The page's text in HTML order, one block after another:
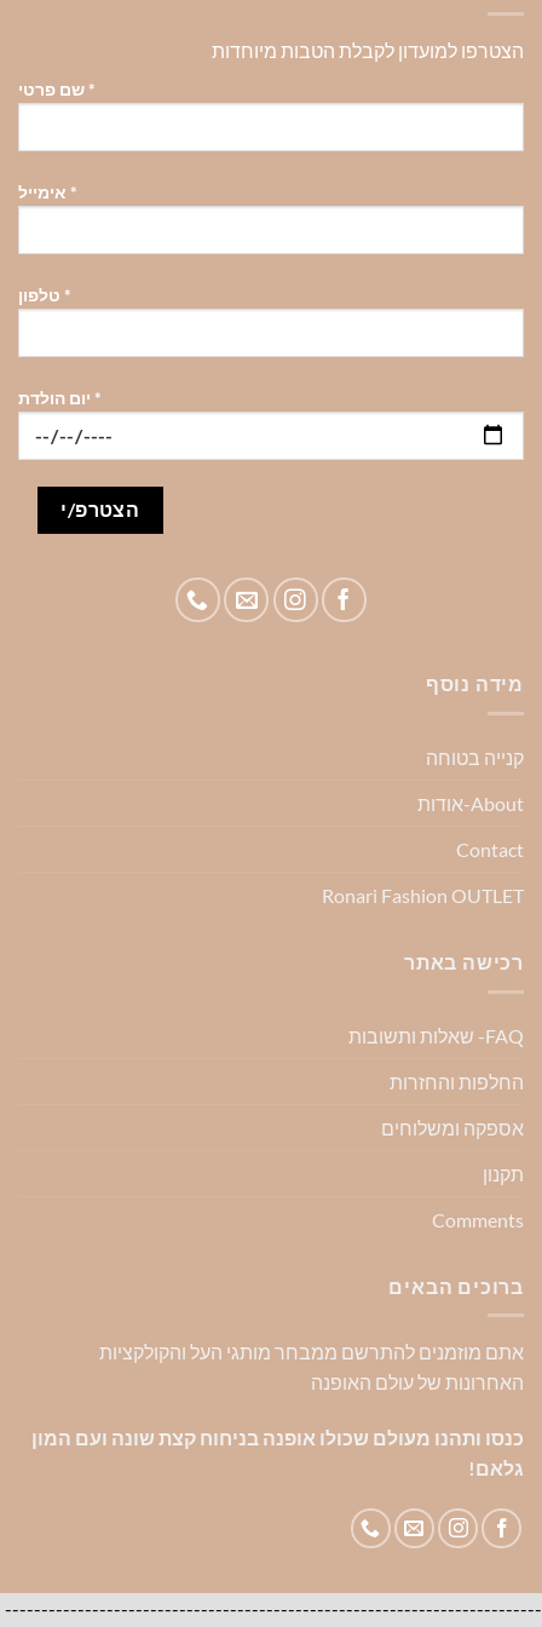
הצטרפו למועדון לקבלת הטבות מיוחדות
*
*
*
*
מידה נוסף
קנייה בטוחה
About-אודות
Contact
Ronari Fashion OUTLET
רכישה באתר
FAQ- שאלות ותשובות
החלפות והחזרות
אספקה ומשלוחים
תקנון
Comments
ברוכים הבאים
אתם מוזמנים להתרשם ממבחר מותגי העל והקולקציות
האחרונות של עולם האופנה
כנסו ותהנו מעולם שכולו אופנה בניחוח קצת שונה ועם המון
גלאם!
--------------------------------------------------------------------------